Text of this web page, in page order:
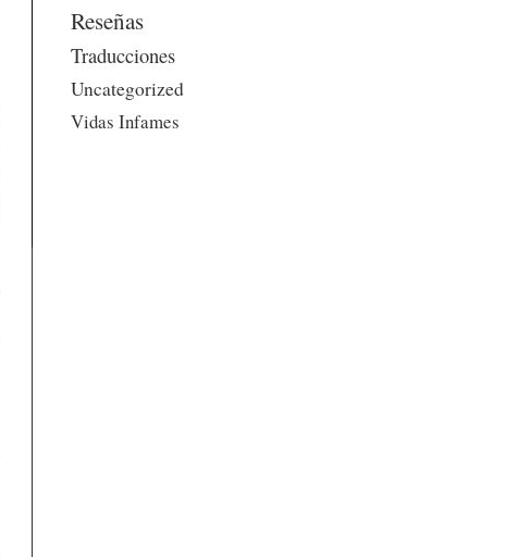
Reseñas
Traducciones
Uncategorized
Vidas Infames